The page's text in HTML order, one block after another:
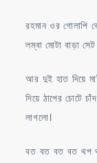
রহমান ওর গোলাপি
লম্বা মোটা বাড়া
আর দুই হাত দিয়ে
দিয়ে ঠাপের চোটে
লাগলো।
বত বত বত বত থপ